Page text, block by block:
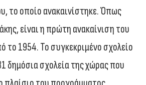
το οποίο ανακαινίστηκε. Όπως
είναι η πρώτη ανακαίνιση του
το 1954. Το συγκεκριμένο σχολείο
δημόσια σχολεία της χώρας που